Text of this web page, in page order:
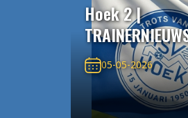
Hoek 2 |
05-05-2026